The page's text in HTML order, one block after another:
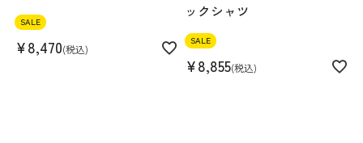
SALE
¥8,470 税込
ックシャツ
SALE
¥8,855 税込